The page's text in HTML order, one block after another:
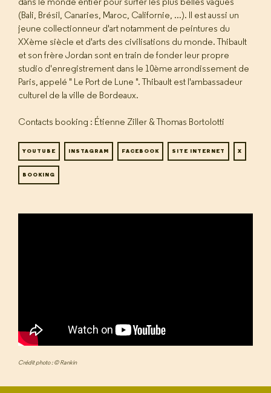
dans le monde entier pour surfer les plus belles vagues
(Bali, Brésil, Canaries, Maroc, Californie, ...). Il est aussi un
jeune collectionneur d'art notamment de peintures du
XXème siècle et d'arts des civilisations du monde. Thibault
et son frère Jordan sont en train de fonder leur propre
studio d'enregistrement dans le 10ème arrondissement de
Paris, appelé " Le Port de Lune ". Thibault est l'ambassadeur
culturel de la ville de Bordeaux.
Contacts booking : Étienne Ziller & Thomas Bortolotti
YOUTUBE INSTAGRAM FACEBOOK SITE INTERNET X
BOOKING
Crédit photo : © Rankin